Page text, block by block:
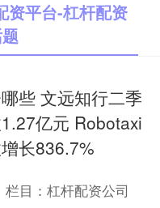
资平台-杠杆配资
些 文远知行二季
亿元 Robotaxi
长836.7%
栏目：杠杆配资公司